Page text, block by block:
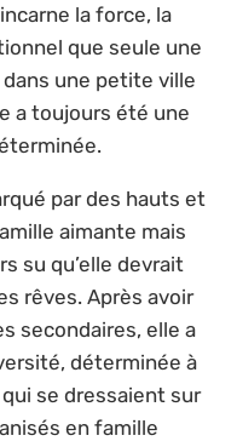
la force, la
que seule une
une petite ville
a toujours été une
par des hauts et
aimante mais
su qu’elle devrait
rêves. Après avoir
secondaires, elle a
déterminée à
se dressaient sur
en famille